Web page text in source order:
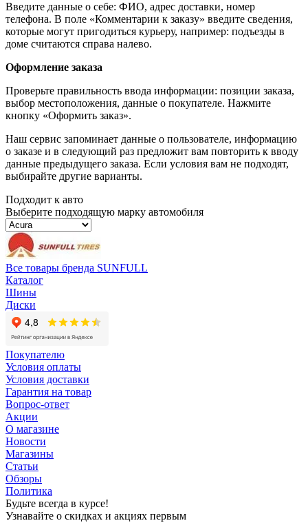
Введите данные о себе: ФИО, адрес доставки, номер
телефона. В поле «Комментарии к заказу» введите сведения,
которые могут пригодиться курьеру, например: подъезды в
доме считаются справа налево.
Оформление заказа
Проверьте правильность ввода информации: позиции заказа,
выбор местоположения, данные о покупателе. Нажмите
кнопку «Оформить заказ».
Наш сервис запоминает данные о пользователе, информацию
о заказе и в следующий раз предложит вам повторить к вводу
данные предыдущего заказа. Если условия вам не подходят,
выбирайте другие варианты.
Подходит к авто
Выберите подходящую марку автомобиля
Все товары бренда SUNFULL
Каталог
Шины
Диски
Покупателю
Условия оплаты
Условия доставки
Гарантия на товар
Вопрос-ответ
Акции
О магазине
Новости
Магазины
Статьи
Обзоры
Политика
Будьте всегда в курсе!
Узнавайте о скидках и акциях первым